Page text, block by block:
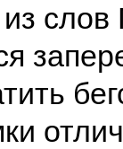
слов